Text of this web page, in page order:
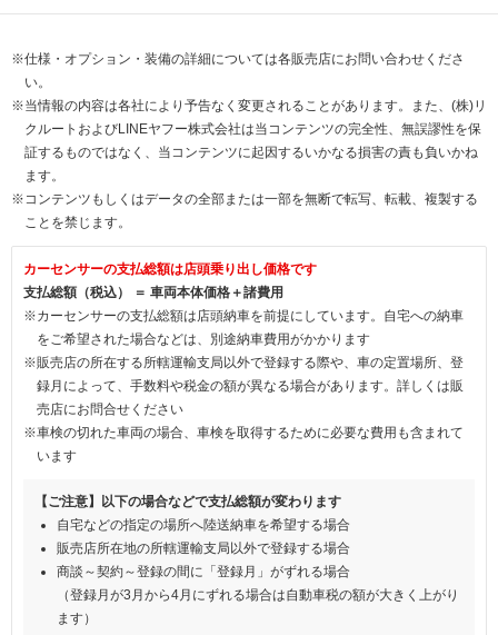
※仕様・オプション・装備の詳細については各販売店にお問い合わせくださ
い。
※当情報の内容は各社により予告なく変更されることがあります。また、(株)リ
クルートおよびLINEヤフー株式会社は当コンテンツの完全性、無誤謬性を保
証するものではなく、当コンテンツに起因するいかなる損害の責も負いかね
ます。
※コンテンツもしくはデータの全部または一部を無断で転写、転載、複製する
ことを禁じます。
カーセンサーの支払総額は店頭乗り出し価格です
支払総額（税込） ＝ 車両本体価格＋諸費用
※カーセンサーの支払総額は店頭納車を前提にしています。自宅への納車
をご希望された場合などは、別途納車費用がかかります
※販売店の所在する所轄運輸支局以外で登録する際や、車の定置場所、登
録月によって、手数料や税金の額が異なる場合があります。詳しくは販
売店にお問合せください
※車検の切れた車両の場合、車検を取得するために必要な費用も含まれて
います
【ご注意】以下の場合などで支払総額が変わります
自宅などの指定の場所へ陸送納車を希望する場合
販売店所在地の所轄運輸支局以外で登録する場合
商談～契約～登録の間に「登録月」がずれる場合
（登録月が3月から4月にずれる場合は自動車税の額が大きく上がり
ます）